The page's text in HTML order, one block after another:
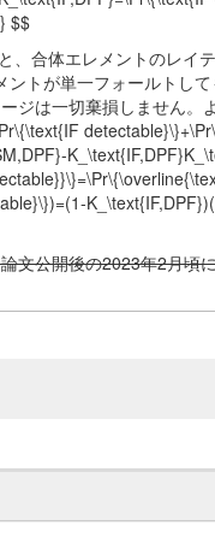
$$
合体エレメントのレイ
トが単一フォールトし
ジは一切棄損しません
文公開後の2023年2月頃